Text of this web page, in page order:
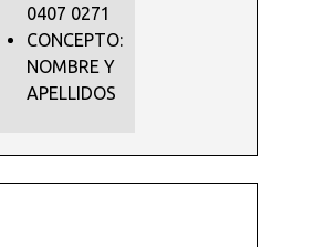
0407 0271
CONCEPTO:
NOMBRE Y
APELLIDOS